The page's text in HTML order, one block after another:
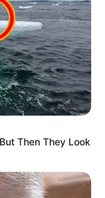
Then They Look